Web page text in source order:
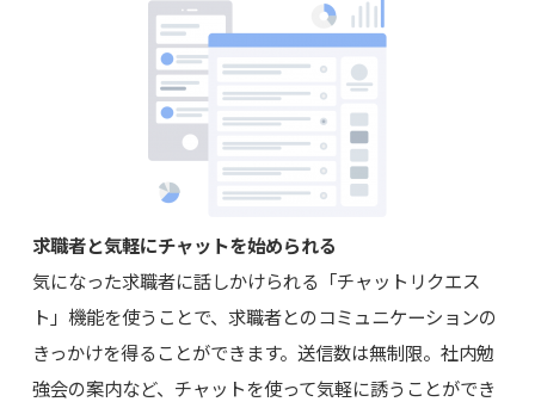
求職者と気軽にチャットを始められる
気になった求職者に話しかけられる「チャットリクエス
ト」機能を使うことで、求職者とのコミュニケーションの
きっかけを得ることができます。送信数は無制限。社内勉
強会の案内など、チャットを使って気軽に誘うことができ